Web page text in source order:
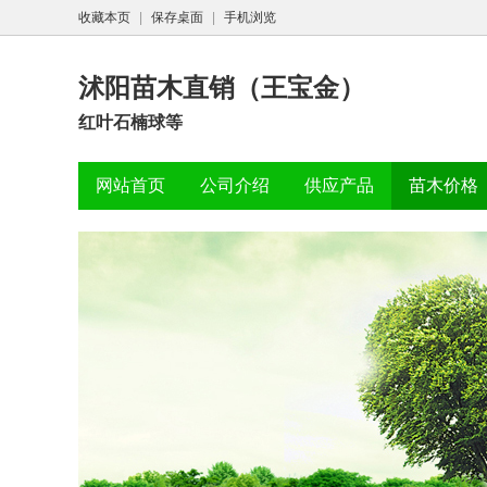
收藏本页 保存桌面 手机浏览
沭阳苗木直销（王宝金）
红叶石楠球等
网站首页 公司介绍 供应产品 苗木价格